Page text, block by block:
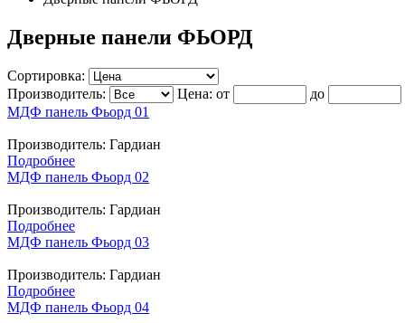
Дверные панели ФЬОРД
Сортировка:
Производитель:
Цена: от до
МДФ панель Фьорд 01
Производитель: Гардиан
Подробнее
МДФ панель Фьорд 02
Производитель: Гардиан
Подробнее
МДФ панель Фьорд 03
Производитель: Гардиан
Подробнее
МДФ панель Фьорд 04